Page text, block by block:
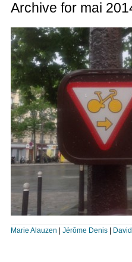
Archive for mai
Marie Alauzen Jérôme Denis|